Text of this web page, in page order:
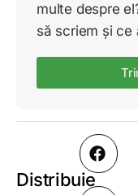
multe despre
să scriem și ce
Distribuie